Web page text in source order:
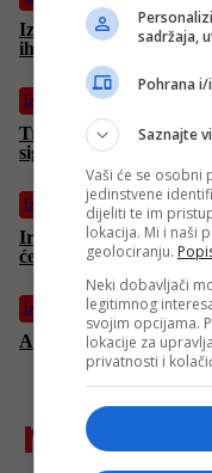
Izraelci poručili
ih “ohladio”
Izdvojeno
Trump večeras saziva
sigurnost zbog Izraela i
Izdvojeno
Iran zaprijetio: “Ko
će naša legalna meta”
Izdvojeno
Araghchi:
najnovije
sadržaja,
Pohrana
Saznajte
Vaši će se osobni
jedinstvene
dijeliti te im
lokacija. Mi i naši
geolociranju.
Neki dobavljači
legitimnog
svojim opcijama.
lokacije za
privatnosti i